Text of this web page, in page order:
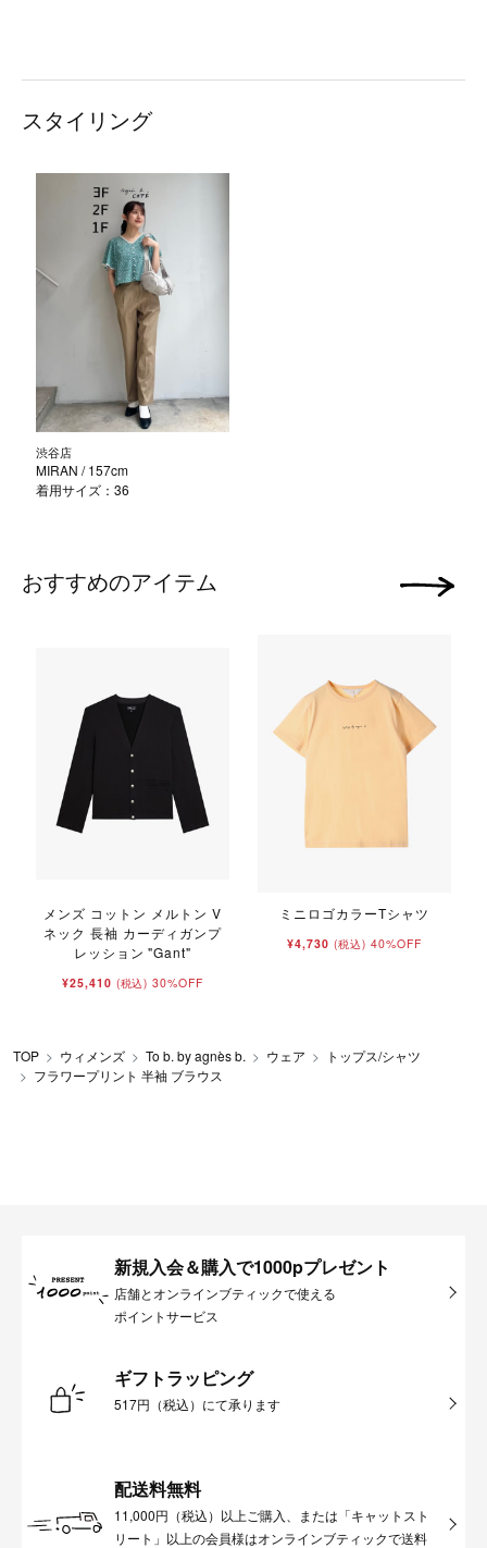
スタイリング
渋谷店
MIRAN / 157cm
着用サイズ：36
おすすめのアイテム
メンズ コットン メルトン V
ネック 長袖 カーディガンプ
レッション "Gant"
¥25,410 (税込) 30%OFF
ミニロゴカラーTシャツ
¥4,730 (税込) 40%OFF
次の画像
TOP ウィメンズ To b. by agnès b. ウェア
トップス/シャツ
フラワープリント 半袖 ブラウス
新規入会＆購入で1000pプレゼント
店舗とオンラインブティックで使える
ポイントサービス
ギフトラッピング
517円（税込）にて承ります
配送料無料
11,000円（税込）以上ご購入、または「キャットスト
リート」以上の会員様はオンラインブティックで送料